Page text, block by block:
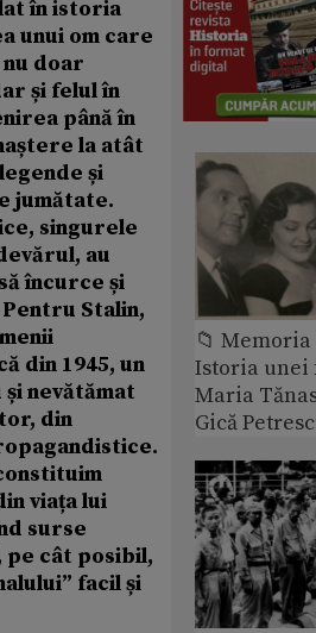
în istoria
unui om care
doar
și felul în
până în
la atât
și
jumătate.
singurele
au
încurce și
Stalin,
din 1945, un
nevătămat
din
viața lui
surse
cât posibil,
facil și
📁
Istoria
Maria
Gică